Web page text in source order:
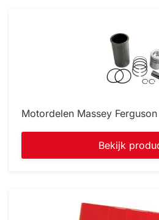
Motordelen Massey
Bekijk